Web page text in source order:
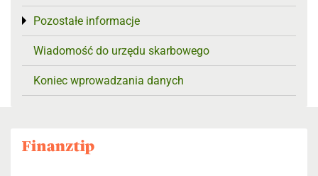
Pozostałe informacje
Toggle menu
Wiadomość do urzędu skarbowego
Koniec wprowadzania danych